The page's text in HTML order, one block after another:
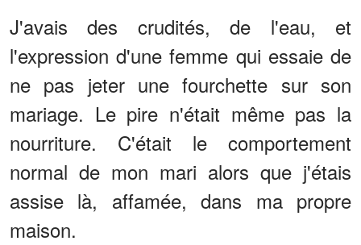
J'avais des crudités, de l'eau, et
l'expression d'une femme qui essaie de
ne pas jeter une fourchette sur son
mariage. Le pire n'était même pas la
nourriture. C'était le comportement
normal de mon mari alors que j'étais
assise là, affamée, dans ma propre
maison.